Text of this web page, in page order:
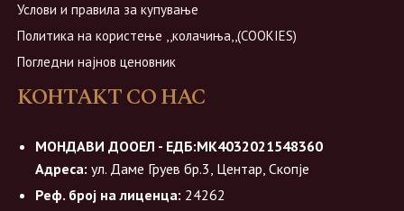
Услови и правила за купување
Политика на користење ,,колачиња,,(COOKIES)
Погледни најнов ценовник
КОНТАКТ СО НАС
МОНДАВИ ДООЕЛ - ЕДБ:МК4032021548360
Адреса: ул. Даме Груев бр.3, Центар, Скопје
Реф. број на лиценца: 24262